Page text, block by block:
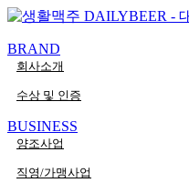
콘텐츠로
PaperLogy
BRAND
회사소개
수상 및 인증
BUSINESS
양조사업
직영/가맹사업